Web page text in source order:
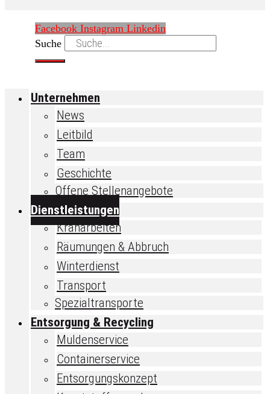
Facebook Instagram Linkedin
Suche
Unternehmen
News
Leitbild
Team
Geschichte
Offene Stellenangebote
Dienstleistungen
Kranarbeiten
Räumungen & Abbruch
Winterdienst
Transport
Spezialtransporte
Entsorgung & Recycling
Muldenservice
Containerservice
Entsorgungskonzept